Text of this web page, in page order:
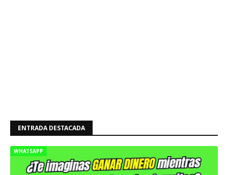
ENTRADA DESTACADA
WHATSAPP